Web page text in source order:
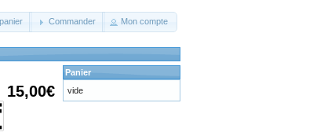
Commander Mon compte
15,00€
Panier
vide